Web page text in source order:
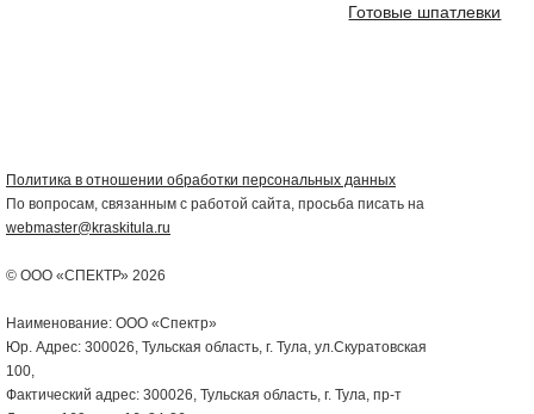
Готовые шпатлевки
Политика в отношении обработки персональных данных
По вопросам, связанным с работой сайта, просьба писать на
webmaster@kraskitula.ru
© ООО «СПЕКТР» 2026
Наименование: ООО «Спектр»
Юр. Адрес: 300026, Тульская область, г. Тула, ул.Скуратовская
100,
Фактический адрес: 300026, Тульская область, г. Тула, пр-т